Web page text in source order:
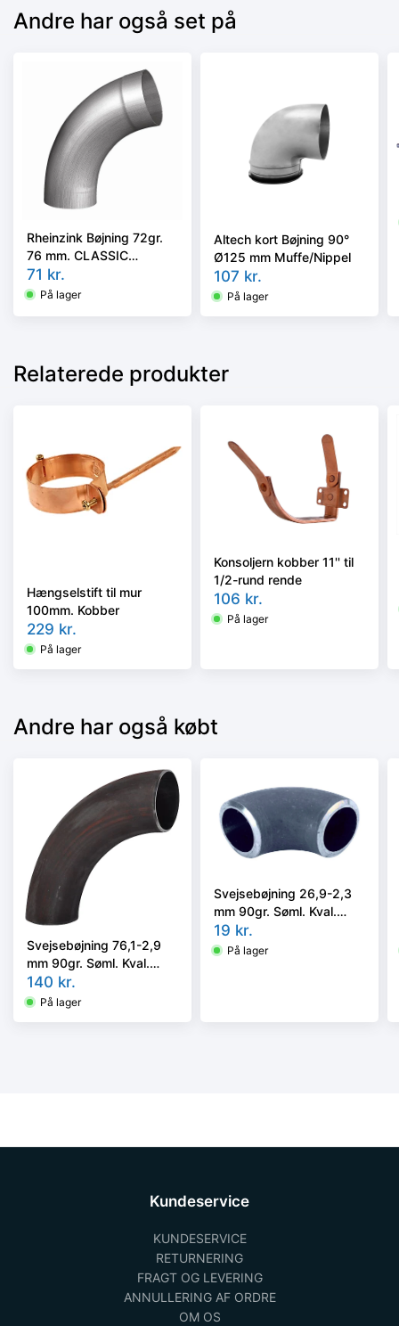
Andre har også set på
Rheinzink Bøjning 72gr.
76 mm. CLASSIC
walzblank - Tages ikke
retur -
71 kr.
På lager
Altech kort Bøjning 90°
Ø125 mm Muffe/Nippel
107 kr.
På lager
Relaterede produkter
Hængselstift til mur
100mm. Kobber
229 kr.
På lager
Konsoljern kobber 11'' til
1/2-rund rende
106 kr.
På lager
Andre har også købt
Svejsebøjning 76,1-2,9
mm 90gr. Søml. Kval.
P235GH, EN 10253-2A,
5D
140 kr.
På lager
Svejsebøjning 26,9-2,3
mm 90gr. Søml. Kval.
P235GH, EN 10253-2
type A, 3D
19 kr.
På lager
Kundeservice
KUNDESERVICE
RETURNERING
FRAGT OG LEVERING
ANNULLERING AF ORDRE
OM OS